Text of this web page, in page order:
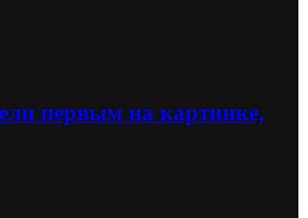
первым на картинке,